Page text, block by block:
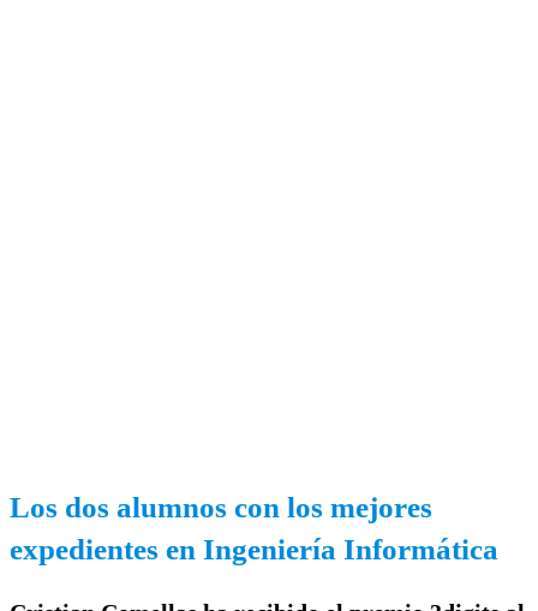
Los dos alumnos con los mejores
expedientes en Ingeniería Informática